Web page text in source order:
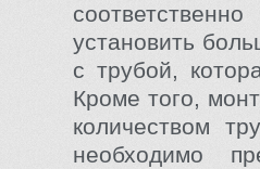
установить
с трубой,
Кроме того,
количеством
необходимо